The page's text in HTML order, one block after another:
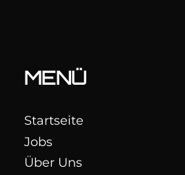
MENÜ
Startseite
Jobs
Über Uns